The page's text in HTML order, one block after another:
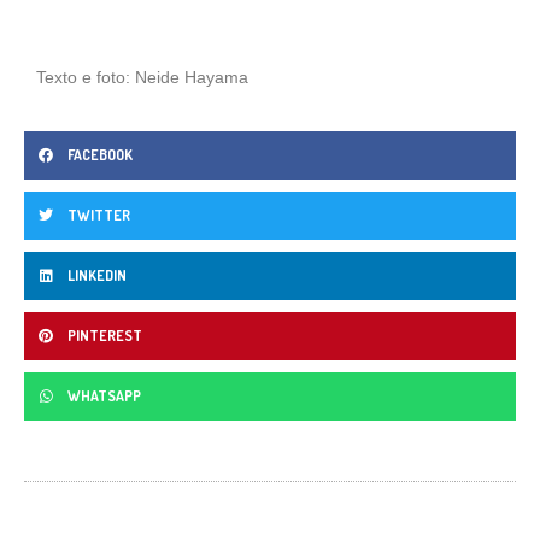
Texto e foto: Neide Hayama
FACEBOOK
TWITTER
LINKEDIN
PINTEREST
WHATSAPP